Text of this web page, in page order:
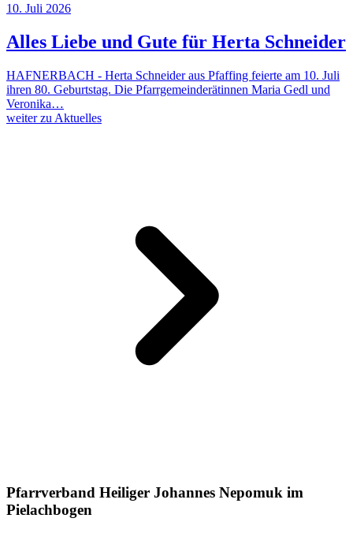
10. Juli 2026
Alles Liebe und Gute für Herta Schneider
HAFNERBACH - Herta Schneider aus Pfaffing feierte am 10. Juli
ihren 80. Geburtstag. Die Pfarrgemeinderätinnen Maria Gedl und
Veronika…
weiter zu Aktuelles
Pfarrverband Heiliger Johannes Nepomuk im
Pielachbogen